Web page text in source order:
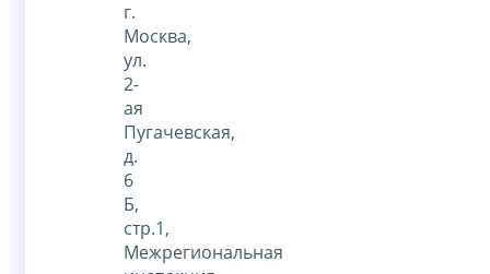
г.
Москва,
ул.
2-
ая
Пугачевская,
д.
6
Б,
стр.1,
Межрегиональная